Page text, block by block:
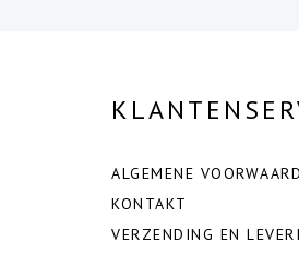
ALGEMENE
KONTAKT
VERZENDING EN